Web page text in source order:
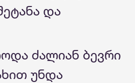
და
ძალიან ბევრი
უნდა